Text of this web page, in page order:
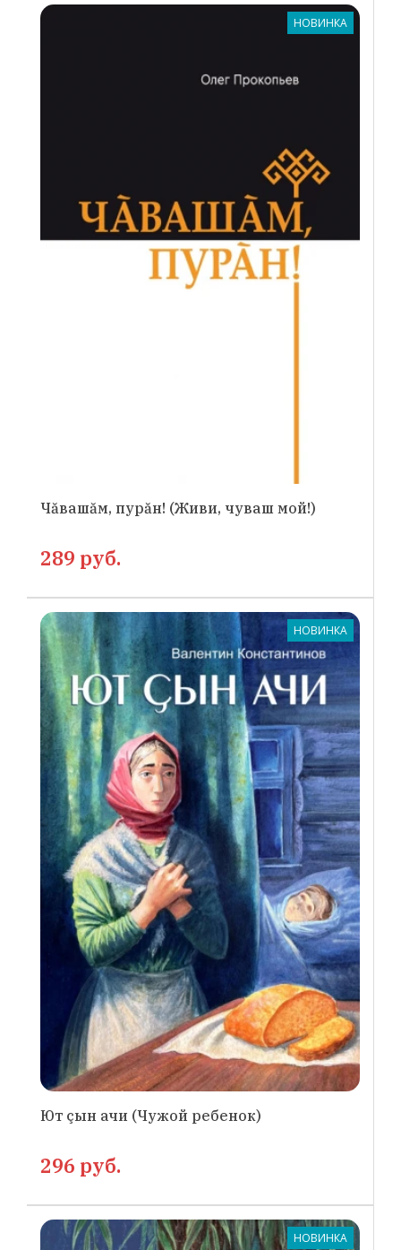
Чăвашăм, пурăн! (Живи, чуваш мой!)
НОВИНКА
289 руб.
Ют çын ачи (Чужой ребенок)
НОВИНКА
296 руб.
НОВИНКА